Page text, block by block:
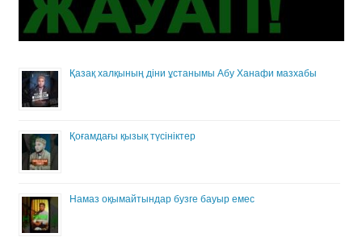
Қазақ халқының діни ұстанымы Абу Ханафи мазхабы
Қоғамдағы қызық түсініктер
Намаз оқымайтындар бузге бауыр емес